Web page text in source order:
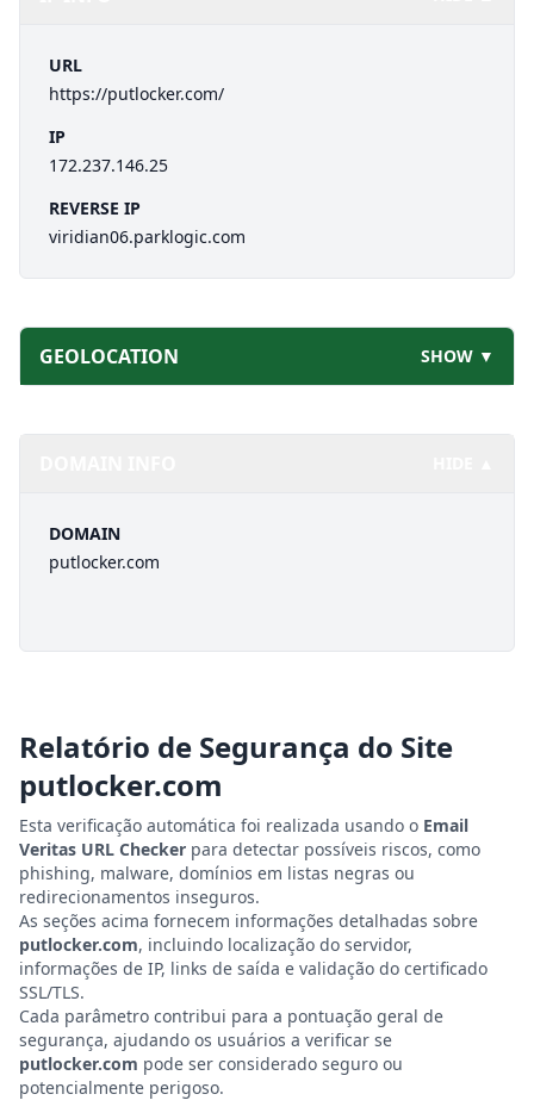
URL
https://putlocker.com/
IP
172.237.146.25
REVERSE IP
viridian06.parklogic.com
GEOLOCATION SHOW ▼
DOMAIN
putlocker.com
Relatório de Segurança do Site
putlocker.com
Esta verificação automática foi realizada usando o Email
Veritas URL Checker para detectar possíveis riscos, como
phishing, malware, domínios em listas negras ou
redirecionamentos inseguros.
As seções acima fornecem informações detalhadas sobre
putlocker.com, incluindo localização do servidor,
informações de IP, links de saída e validação do certificado
SSL/TLS.
Cada parâmetro contribui para a pontuação geral de
segurança, ajudando os usuários a verificar se
putlocker.com pode ser considerado seguro ou
potencialmente perigoso.